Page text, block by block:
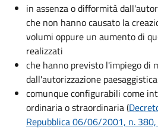
in assenza o difformità
che non hanno causato la
volumi oppure un aumento di
realizzati
che hanno previsto l'impiego di
dall'autorizzazione paesaggistica
comunque configurabili come
ordinaria o straordinaria (
Repubblica 06/06/2001, n.